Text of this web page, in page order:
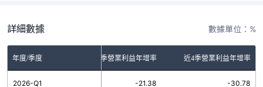
詳細數據 數據單位：%
年度/季度 單季營業利益年增率 近4季營業利益年增率
2026-Q1 -21.38 -30.78